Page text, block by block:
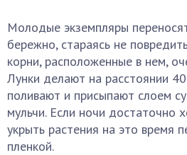
Молодые экземпляры
бережно, стараясь не
корни, расположенные в нем,
Лунки делают на расстоянии
поливают и присыпают слоем
мульчи. Если ночи достаточно
укрыть растения на это время
пленкой.